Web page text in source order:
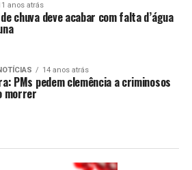
anos atrás
chuva deve acabar com falta d’água
14 anos atrás
PMs pedem clemência a criminosos
morrer